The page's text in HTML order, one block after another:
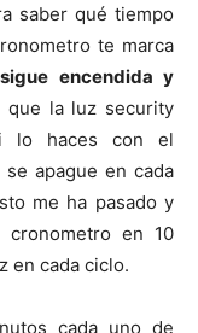
saber qué tiempo
te marca
encendida y
que la luz security
lo haces con el
apague en cada
me ha pasado y
en 10
en cada ciclo.
cada uno de